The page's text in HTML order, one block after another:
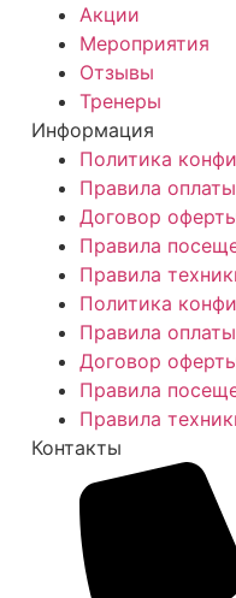
Акции
Мероприятия
Отзывы
Тренеры
Информация
Политика
Правила
Договор
Правила
Правила
Политика
Правила
Договор
Правила
Правила
Контакты